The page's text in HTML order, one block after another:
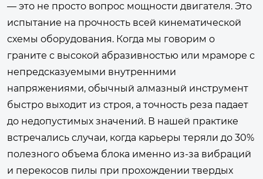
— это не просто вопрос мощности двигателя. Это
испытание на прочность всей кинематической
схемы оборудования. Когда мы говорим о
граните с высокой абразивностью или мраморе с
непредсказуемыми внутренними
напряжениями, обычный алмазный инструмент
быстро выходит из строя, а точность реза падает
до недопустимых значений. В нашей практике
встречались случаи, когда карьеры теряли до 30%
полезного объема блока именно из-за вибраций
и перекосов пилы при прохождении твердых